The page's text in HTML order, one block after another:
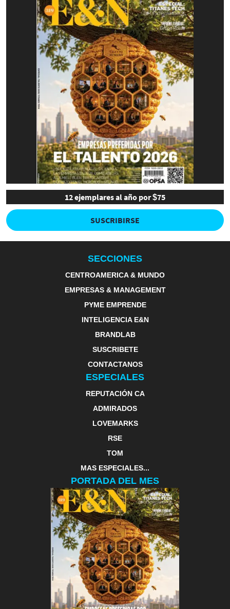
12 ejemplares al año por $75
SUSCRIBIRSE
SECCIONES
CENTROAMERICA & MUNDO
EMPRESAS & MANAGEMENT
PYME EMPRENDE
INTELIGENCIA E&N
BRANDLAB
SUSCRIBETE
CONTACTANOS
ESPECIALES
REPUTACIÓN CA
ADMIRADOS
LOVEMARKS
RSE
TOM
MAS ESPECIALES...
PORTADA DEL MES